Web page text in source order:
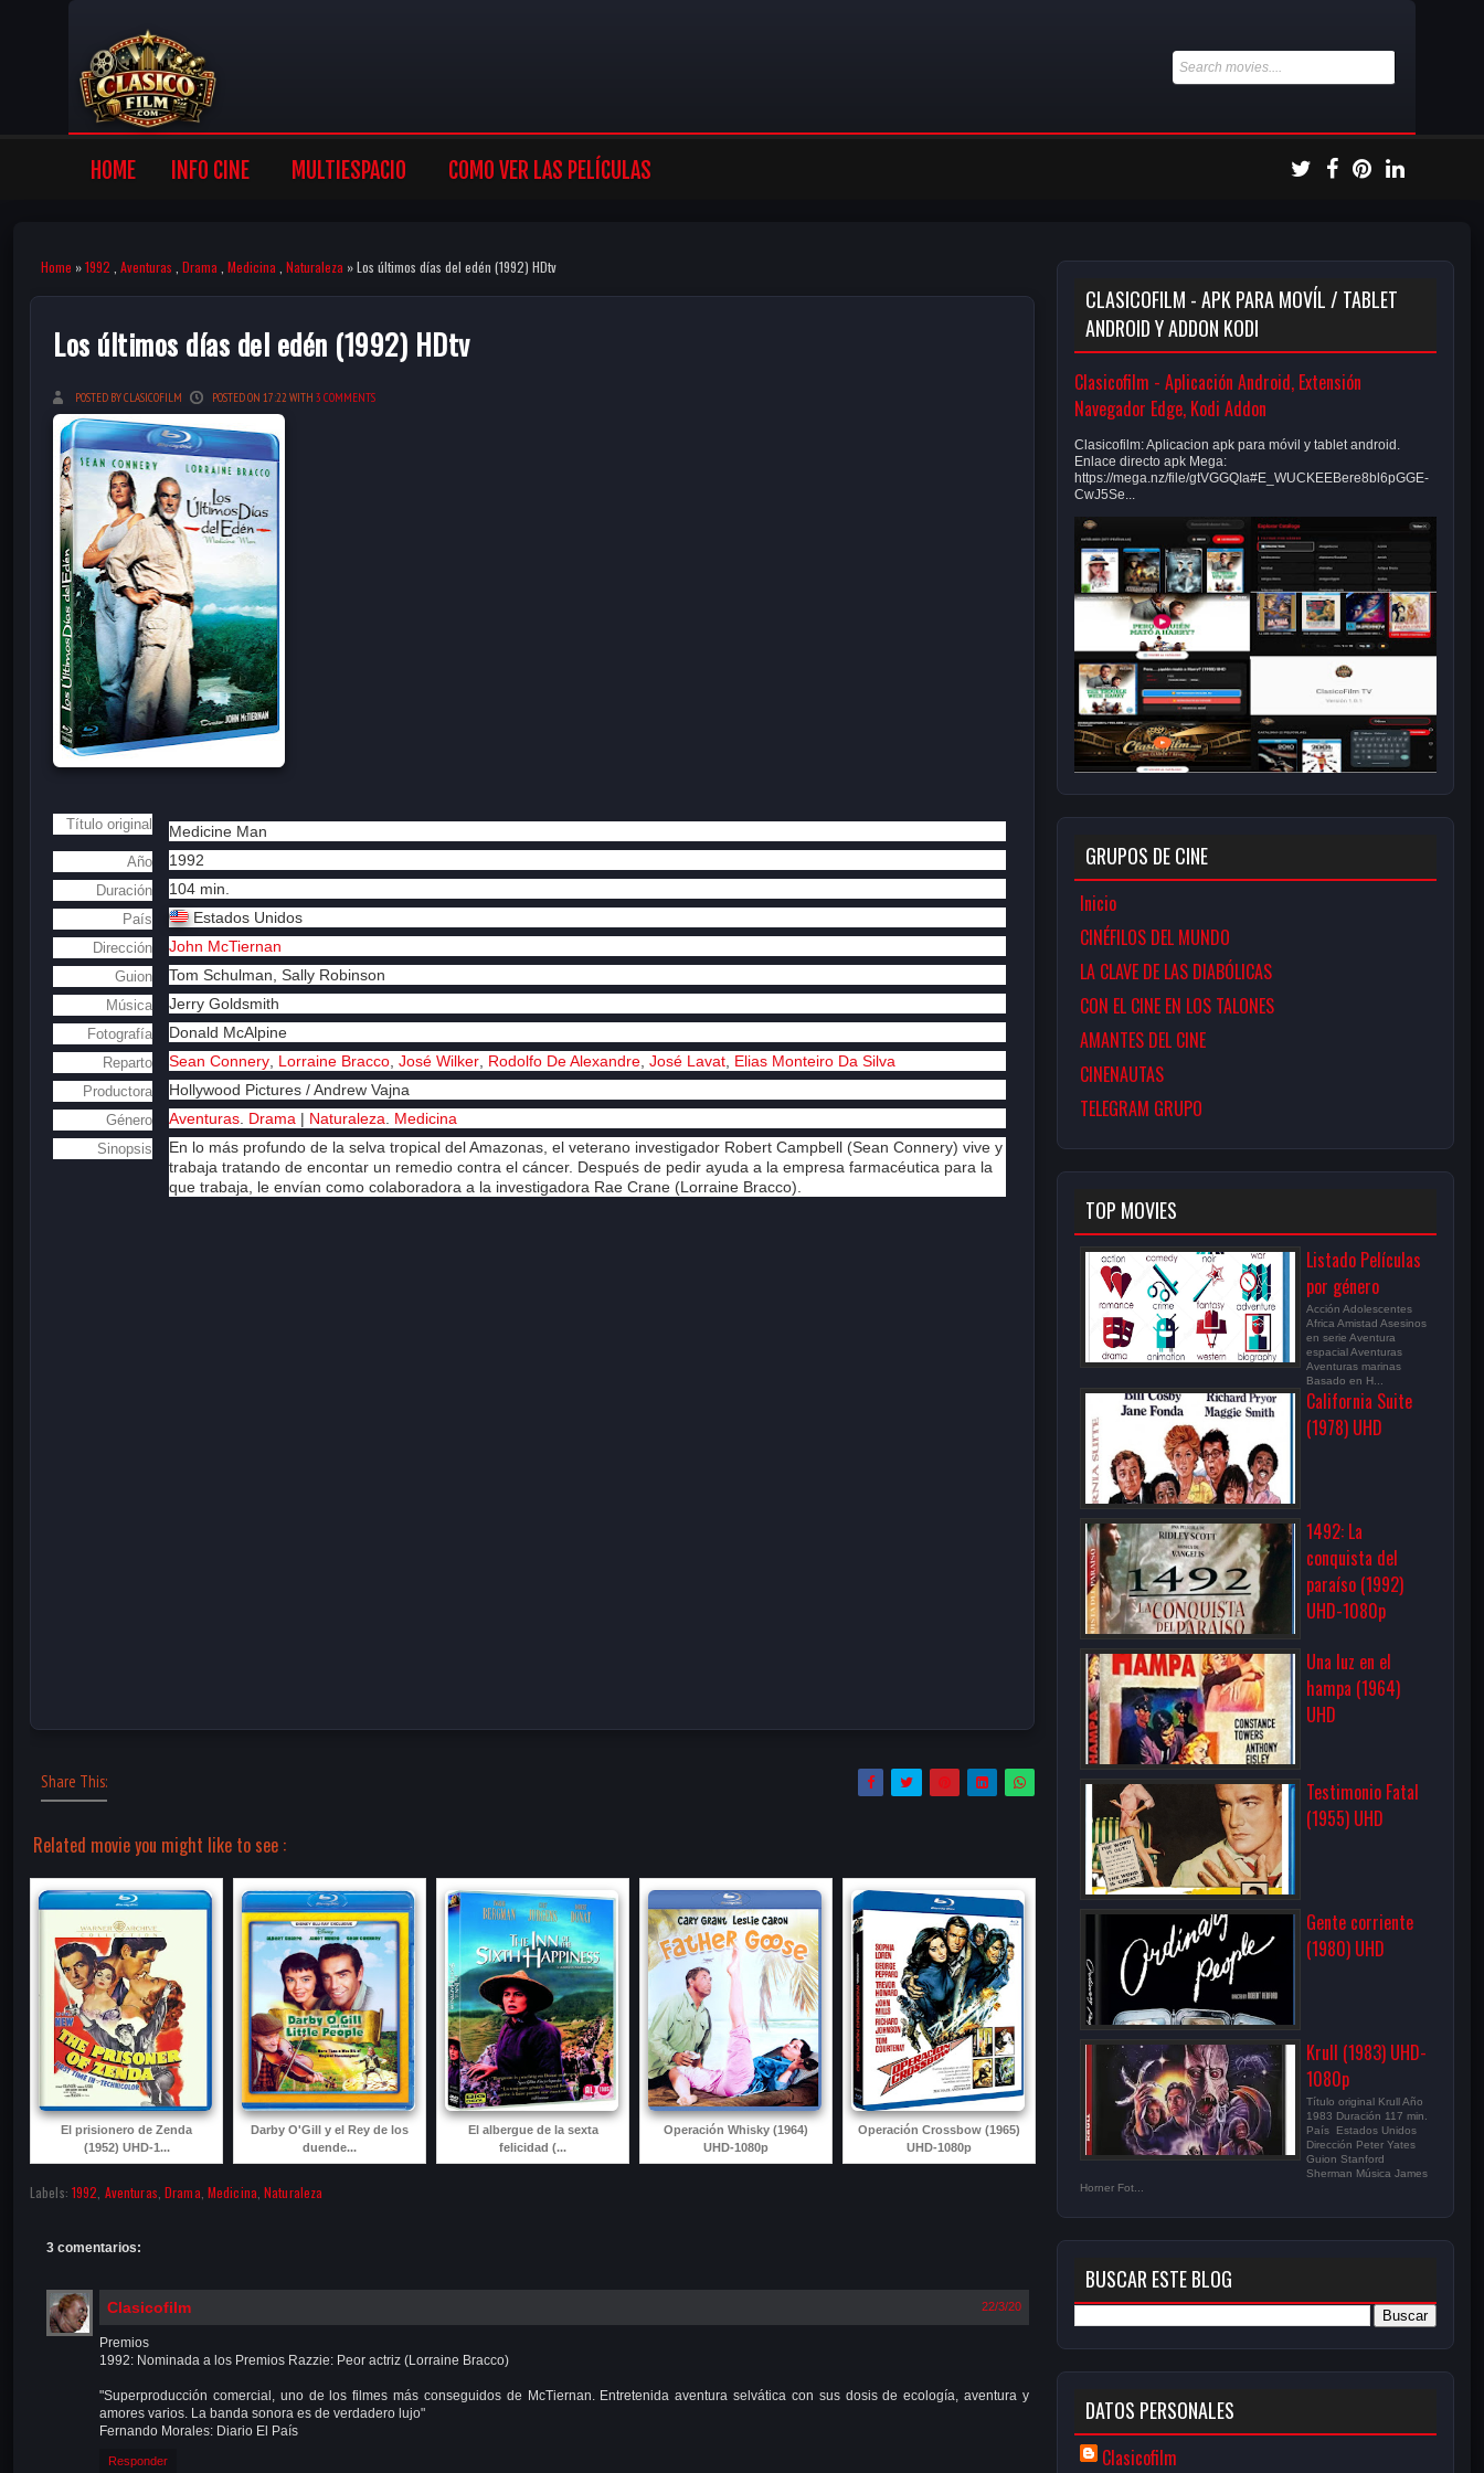
HOME INFO CINE MULTIESPACIO COMO VER LAS PELÍCULAS
Home »1992 Aventuras Drama Medicina Naturaleza » Los últimos días del edén (1992) HDtv
Los últimos días del edén (1992) HDtv
POSTED BY CLASICOFILM POSTED ON 17:22 WITH 3 COMMENTS
Título original Medicine Man
Año 1992
Duración 104 min.
País Estados Unidos
Dirección John McTiernan
Guion Tom Schulman, Sally Robinson
Música Jerry Goldsmith
Fotografía Donald McAlpine
Reparto Sean Connery Lorraine Bracco José Wilker Rodolfo De Alexandre José Lavat Elias Monteiro Da Silva
Productora Hollywood Pictures / Andrew Vajna
Género Aventuras Drama | Naturaleza Medicina
Sinopsis
En lo más profundo de la selva tropical del Amazonas, el veterano investigador Robert Campbell (Sean Connery) vive y
trabaja tratando de encontar un remedio contra el cáncer. Después de pedir ayuda a la empresa farmacéutica para la
que trabaja, le envían como colaboradora a la investigadora Rae Crane (Lorraine Bracco).
Share This:
Related movie you might like to see :
El prisionero de Zenda
(1952) UHD-1...
Darby O'Gill y el Rey de los
duende...
El albergue de la sexta
felicidad (...
Operación Whisky (1964)
UHD-1080p
Operación Crossbow (1965)
UHD-1080p
Labels: 1992 Aventuras ,Drama Medicina ,Naturaleza
3 comentarios:
Clasicofilm 22/3/20
Premios
1992: Nominada a los Premios Razzie: Peor actriz (Lorraine Bracco)
"Superproducción comercial, uno de los filmes más conseguidos de McTiernan. Entretenida aventura selvática con sus dosis de ecología, aventura y
amores varios. La banda sonora es de verdadero lujo"
Fernando Morales: Diario El País
Responder
CLASICOFILM - APK PARA MOVÍL / TABLET
ANDROID Y ADDON KODI
Clasicofilm - Aplicación Android, Extensión
Navegador Edge, Kodi Addon
Clasicofilm: Aplicacion apk para móvil y tablet android.
Enlace directo apk Mega:
https://mega.nz/file/gtVGGQIa#E_WUCKEEBere8bl6pGGE-
CwJ5Se...
GRUPOS DE CINE
Inicio
CINÉFILOS DEL MUNDO
LA CLAVE DE LAS DIABÓLICAS
CON EL CINE EN LOS TALONES
AMANTES DEL CINE
CINENAUTAS
TELEGRAM GRUPO
TOP MOVIES
Listado Películas
por género
Acción Adolescentes
Africa Amistad Asesinos
en serie Aventura
espacial Aventuras
Aventuras marinas
Basado en H...
California Suite
(1978) UHD
1492: La
conquista del
paraíso (1992)
UHD-1080p
Una luz en el
hampa (1964)
UHD
Testimonio Fatal
(1955) UHD
Gente corriente
(1980) UHD
Krull (1983) UHD-
1080p
Título original Krull Año
1983 Duración 117 min.
País Estados Unidos
Dirección Peter Yates
Guion Stanford
Sherman Música James
Horner Fot...
BUSCAR ESTE BLOG
DATOS PERSONALES
Clasicofilm